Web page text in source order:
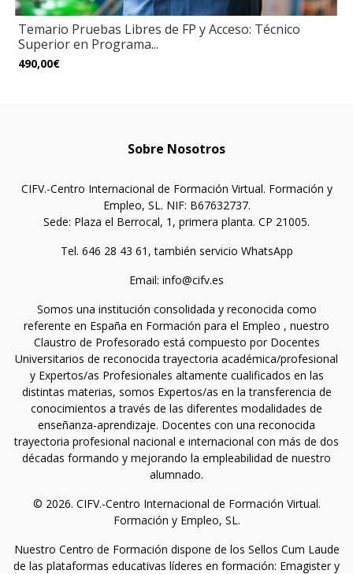
Temario Pruebas Libres de FP y Acceso: Técnico
Superior en Programa...
490,00€
Sobre Nosotros
CIFV.-Centro Internacional de Formación Virtual. Formación y
Empleo, SL. NIF: B67632737.
Sede: Plaza el Berrocal, 1, primera planta. CP 21005.
Tel. 646 28 43 61, también servicio WhatsApp
Email: info@cifv.es
Somos una institución consolidada y reconocida como
referente en España en Formación para el Empleo , nuestro
Claustro de Profesorado está compuesto por Docentes
Universitarios de reconocida trayectoria académica/profesional
y Expertos/as Profesionales altamente cualificados en las
distintas materias, somos Expertos/as en la transferencia de
conocimientos a través de las diferentes modalidades de
enseñanza-aprendizaje. Docentes con una reconocida
trayectoria profesional nacional e internacional con más de dos
décadas formando y mejorando la empleabilidad de nuestro
alumnado.
© 2026. CIFV.-Centro Internacional de Formación Virtual.
Formación y Empleo, SL.
Nuestro Centro de Formación dispone de los Sellos Cum Laude
de las plataformas educativas líderes en formación: Emagister y